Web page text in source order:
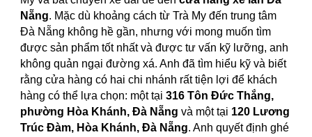
Nẵng. Mặc dù khoảng cách từ Trà My đến trung tâm
Đà Nẵng không hề gần, nhưng với mong muốn tìm
được sản phẩm tốt nhất và được tư vấn kỹ lưỡng, anh
không quản ngại đường xá. Anh đã tìm hiểu kỹ và biết
rằng cửa hàng có hai chi nhánh rất tiện lợi để khách
hàng có thể lựa chọn: một tại316 Tôn Đức Thắng,
phường Hòa Khánh, Đà Nẵng và một tại 120 Lương
Trúc Đàm, Hòa Khánh, Đà Nẵng. Anh quyết định ghé